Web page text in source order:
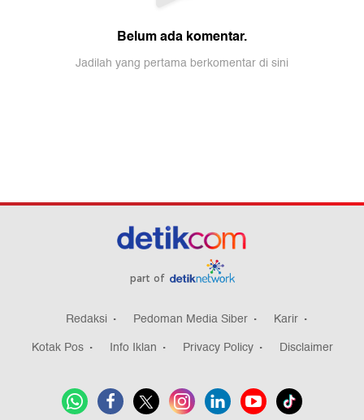
part of
Redaksi Pedoman Media Siber
Karir
Kotak Pos
Info Iklan Privacy Policy Disclaimer